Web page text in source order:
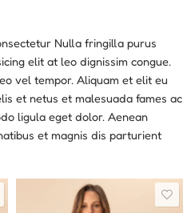
Nulla fringilla purus
elit at leo dignissim congue.
vel tempor. Aliquam et elit eu
et netus et malesuada fames ac
ligula eget dolor. Aenean
et magnis dis parturient